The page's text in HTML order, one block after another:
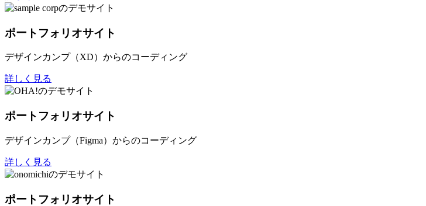
ポートフォリオサイト
デザインカンプ（XD）からのコーディング
詳しく見る
ポートフォリオサイト
デザインカンプ（Figma）からのコーディング
詳しく見る
ポートフォリオサイト